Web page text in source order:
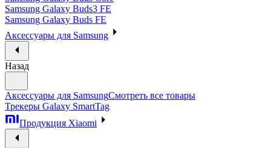
Samsung Galaxy Buds3 FE
Samsung Galaxy Buds FE
Аксессуары для Samsung
Назад
Аксессуары для SamsungСмотреть все товары
Трекеры Galaxy SmartTag
Продукция Xiaomi